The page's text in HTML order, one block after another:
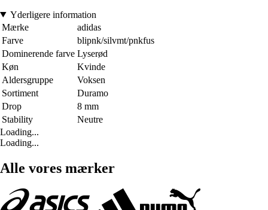
Yderligere information
Mærke
adidas
Farve
blipnk/silvmt/pnkfus
Dominerende farve Lyserød
Køn
Kvinde
Aldersgruppe
Voksen
Sortiment
Duramo
Drop
8 mm
Stability
Neutre
Loading...
Loading...
Alle vores mærker